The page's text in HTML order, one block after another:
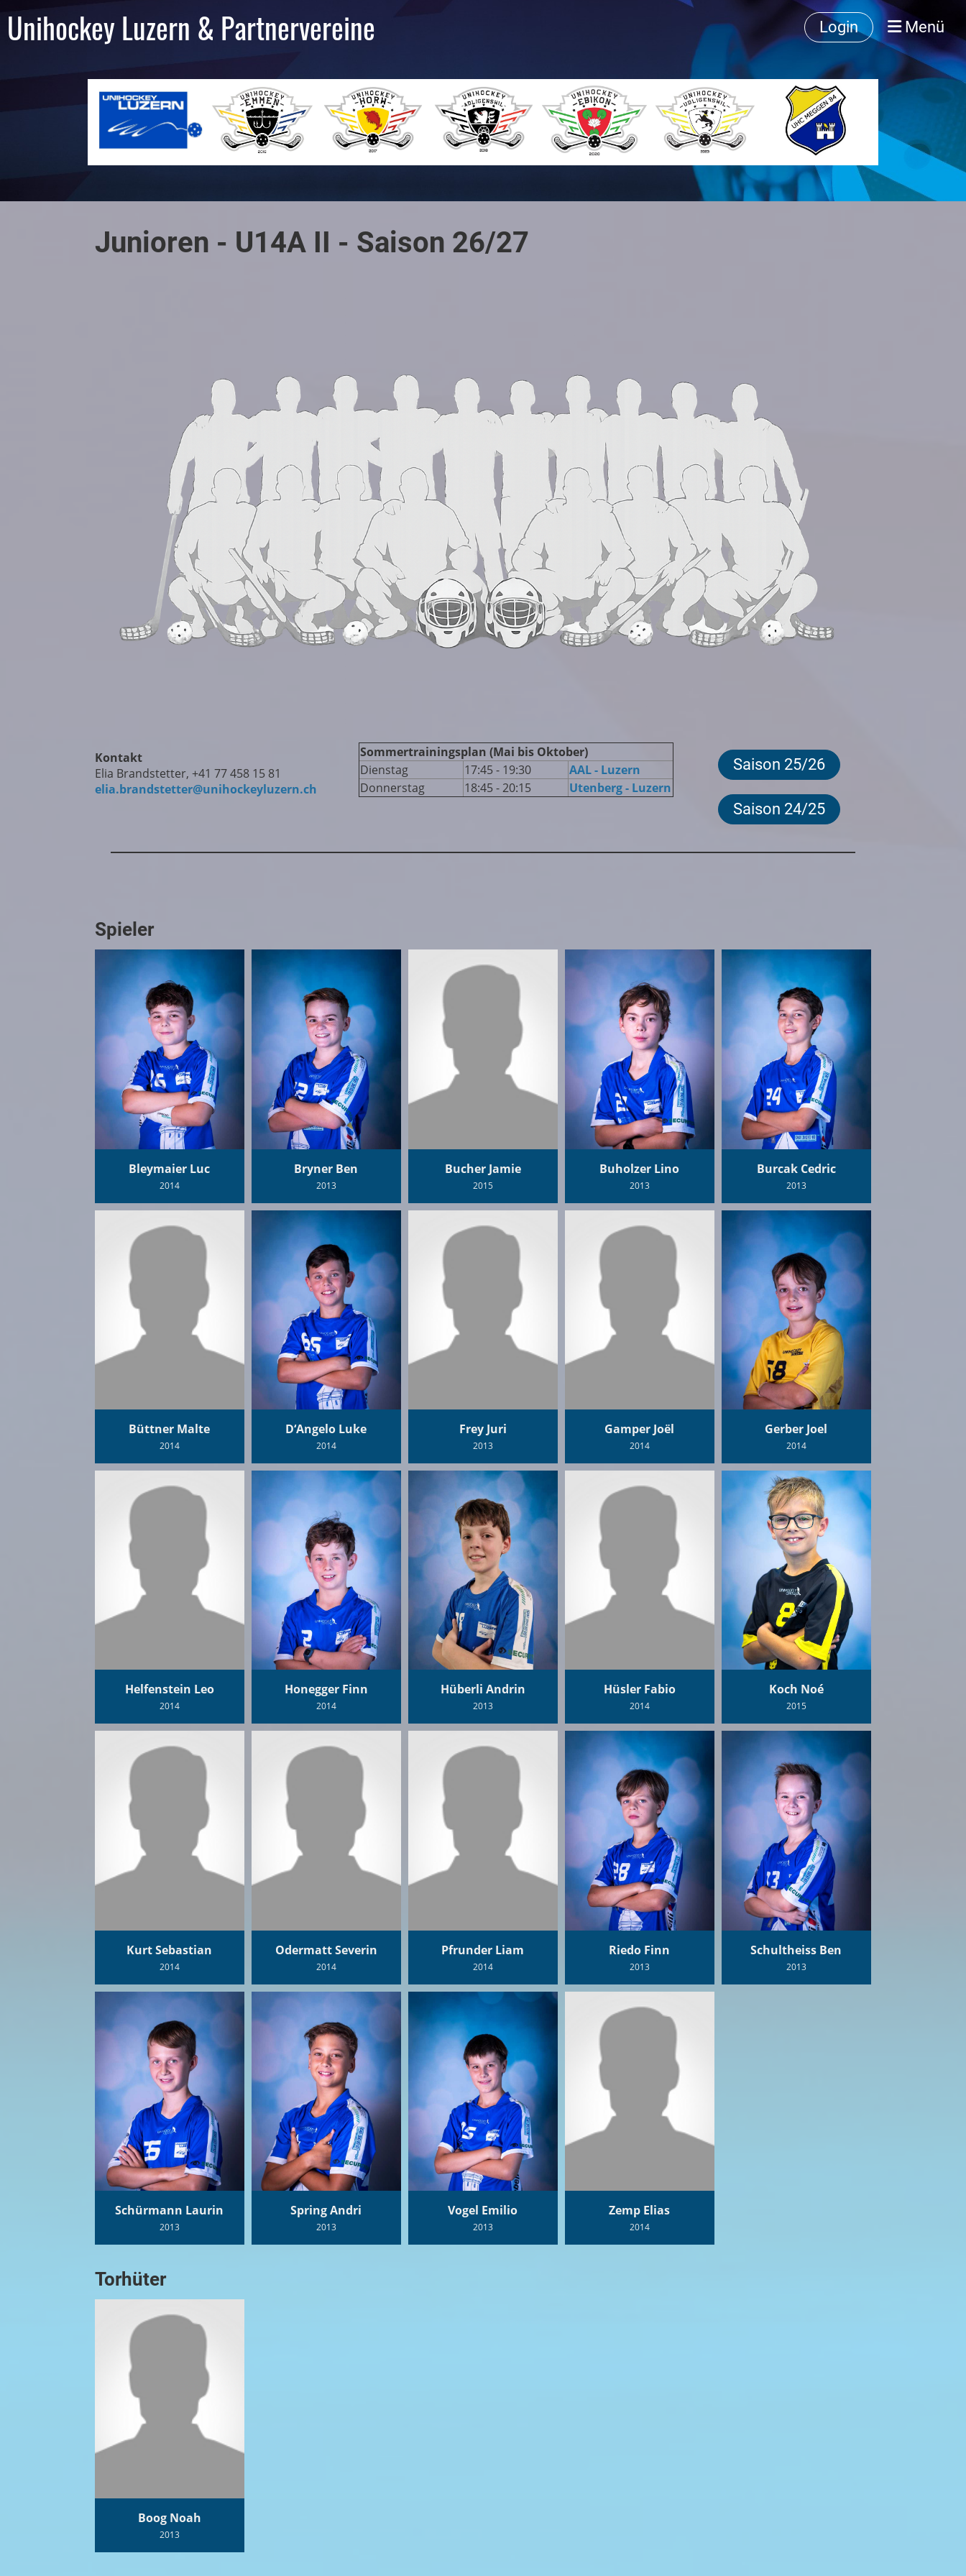
Unihockey Luzern & Partnervereine Login Menü
Junioren - U14A II - Saison 26/27
Kontakt
Elia Brandstetter, +41 77 458 15 81
elia.brandstetter@unihockeyluzern.ch
Sommertrainingsplan (Mai bis Oktober)
Dienstag
17:45 - 19:30
AAL - Luzern
Donnerstag
18:45 - 20:15 Utenberg - Luzern
Saison 25/26
Saison 24/25
Spieler
Bleymaier Luc
2014
Bryner Ben
2013
Bucher Jamie
2015
Buholzer Lino
2013
Burcak Cedric
2013
Büttner Malte
2014
D‘Angelo Luke
2014
Frey Juri
2013
Gamper Joël
2014
Gerber Joel
2014
Helfenstein Leo
2014
Honegger Finn
2014
Hüberli Andrin
2013
Hüsler Fabio
2014
Koch Noé
2015
Kurt Sebastian
2014
Odermatt Severin
2014
Pfrunder Liam
2014
Riedo Finn
2013
Schultheiss Ben
2013
Schürmann Laurin
2013
Spring Andri
2013
Vogel Emilio
2013
Zemp Elias
2014
Torhüter
Boog Noah
2013